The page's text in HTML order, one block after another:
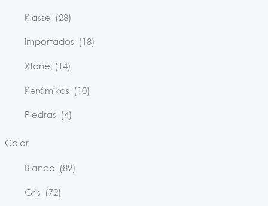
Klasse (28)
Importados (18)
Xtone (14)
Kerámikos (10)
Piedras (4)
Color
Blanco (89)
Gris (72)